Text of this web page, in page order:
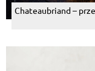
Chateaubriand –